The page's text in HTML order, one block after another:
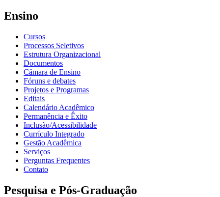
Ensino
Cursos
Processos Seletivos
Estrutura Organizacional
Documentos
Câmara de Ensino
Fóruns e debates
Projetos e Programas
Editais
Calendário Acadêmico
Permanência e Êxito
Inclusão/Acessibilidade
Currículo Integrado
Gestão Acadêmica
Serviços
Perguntas Frequentes
Contato
Pesquisa e Pós-Graduação